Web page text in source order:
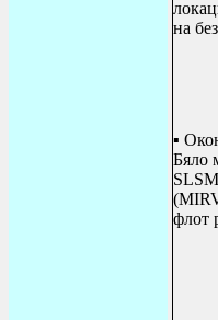
на
▪
Бяло
флот